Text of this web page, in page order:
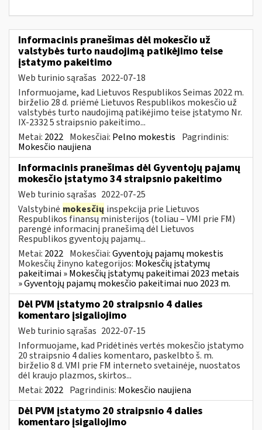
Informacinis pranešimas dėl mokesčio už
valstybės turto naudojimą patikėjimo teise
įstatymo pakeitimo
Web turinio sąrašas 2022-07-18
Informuojame, kad Lietuvos Respublikos Seimas 2022 m.
birželio 28 d. priėmė Lietuvos Respublikos mokesčio už
valstybės turto naudojimą patikėjimo teise įstatymo Nr.
IX-2332 5 straipsnio pakeitimo...
Metai: 2022 Mokesčiai: Pelno mokestis Pagrindinis:
Mokesčio naujiena
Informacinis pranešimas dėl Gyventojų pajamų
mokesčio įstatymo 34 straipsnio pakeitimo
Web turinio sąrašas 2022-07-25
Valstybinė mokesčių inspekcija prie Lietuvos
Respublikos finansų ministerijos (toliau – VMI prie FM)
parengė informacinį pranešimą dėl Lietuvos
Respublikos gyventojų pajamų...
Metai: 2022 Mokesčiai:Gyventojų pajamų mokestis
Mokesčių žinyno kategorijos: Mokesčių įstatymų
pakeitimai » Mokesčių įstatymų pakeitimai 2023 metais
» Gyventojų pajamų mokesčio pakeitimai nuo 2023 m.
Dėl PVM įstatymo 20 straipsnio 4 dalies
komentaro įsigaliojimo
Web turinio sąrašas 2022-07-15
Informuojame, kad Pridėtinės vertės mokesčio įstatymo
20 straipsnio 4 dalies komentaro, paskelbto š. m.
birželio 8 d. VMI prie FM interneto svetainėje, nuostatos
dėl kraujo plazmos, skirtos...
Metai: 2022 Pagrindinis: Mokesčio naujiena
Dėl PVM įstatymo 20 straipsnio 4 dalies
komentaro įsigaliojimo